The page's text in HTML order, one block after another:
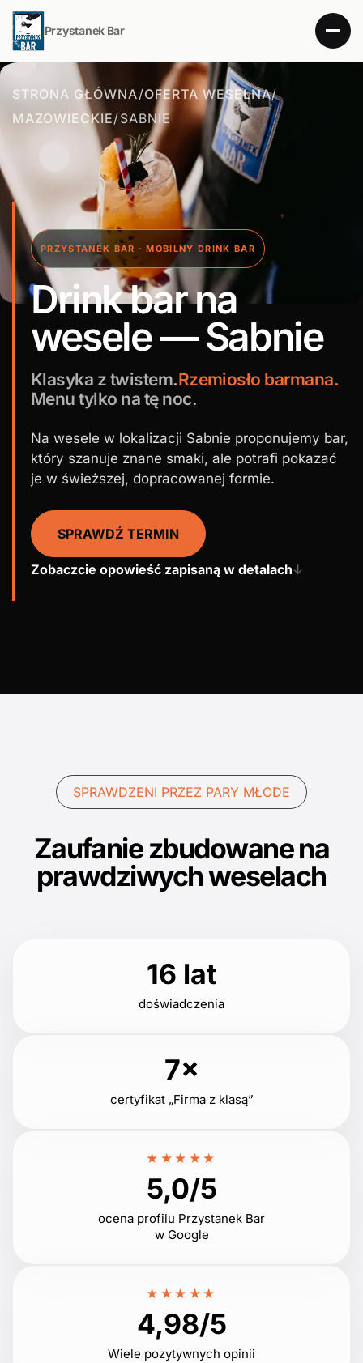
Przystanek Bar
STRONA GŁÓWNA/OFERTA WESELNA/
MAZOWIECKIE/SABNIE
PRZYSTANEK BAR · MOBILNY DRINK BAR
Drink bar na
wesele — Sabnie
Klasyka z twistem.Rzemiosło barmana.
Menu tylko na tę noc.
Na wesele w lokalizacji Sabnie proponujemy bar,
który szanuje znane smaki, ale potrafi pokazać
je w świeższej, dopracowanej formie.
SPRAWDŹ TERMIN
Zobaczcie opowieść zapisaną w detalach↓
SPRAWDZENI PRZEZ PARY MŁODE
Zaufanie zbudowane na
prawdziwych weselach
16 lat
doświadczenia
7×
certyfikat „Firma z klasą”
★★★★★
5,0/5
ocena profilu Przystanek Bar
w Google
★★★★★
4,98/5
Wiele pozytywnych opinii